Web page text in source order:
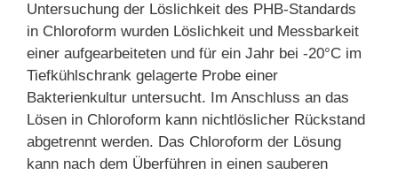
Untersuchung der Löslichkeit des PHB-Standards
in Chloroform wurden Löslichkeit und Messbarkeit
einer aufgearbeiteten und für ein Jahr bei -20°C im
Tiefkühlschrank gelagerte Probe einer
Bakterienkultur untersucht. Im Anschluss an das
Lösen in Chloroform kann nichtlöslicher Rückstand
abgetrennt werden. Das Chloroform der Lösung
kann nach dem Überführen in einen sauberen